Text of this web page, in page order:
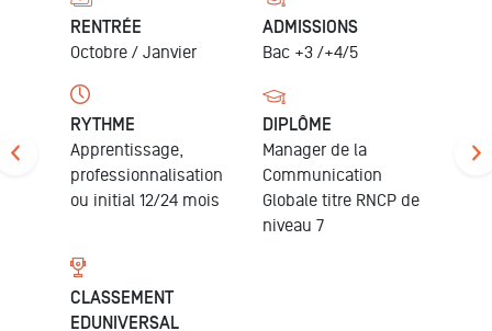
RENTRÉE
Octobre
ADMISSIONS
Bac +3 /+4/5
RYTHME
Apprentissage,
professionnalisation
ou initial 12 mois
DIPLÔME
Manager en
marketing du
luxetitre RNCP de
niveau 7
TAUX D'INSERTION
PROFESSIONNELLE